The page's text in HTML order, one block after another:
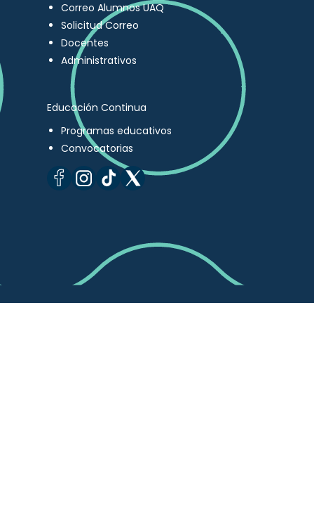
Correo Alumnos UAQ
Solicitud Correo
Docentes
Administrativos
Educación Continua
Programas educativos
Convocatorias